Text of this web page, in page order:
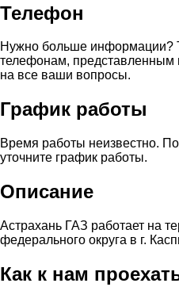
Телефон
Нужно больше информации?
телефонам, представленным
на все ваши вопросы.
График работы
Время работы неизвестно.
уточните график работы.
Описание
Астрахань ГАЗ работает на
федерального округа в г.
Как к нам